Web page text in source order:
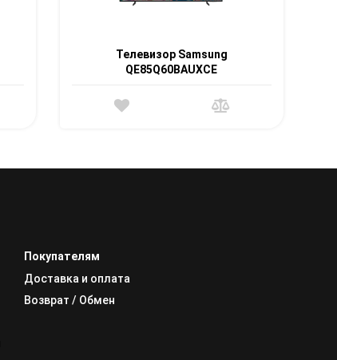
Телевизор Samsung
QE85Q60BAUXCE
Покупателям
Доставка и оплата
Возврат / Обмен